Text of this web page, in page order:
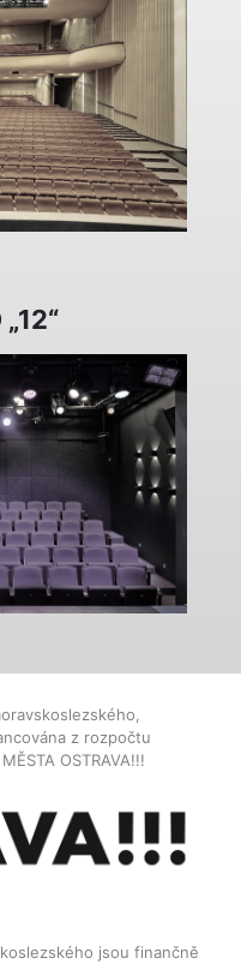
z rozpočtu
OSTRAVA!!!
jsou finančně